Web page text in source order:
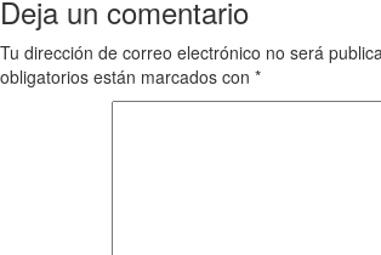
Deja un comentario
Tu dirección de correo electrónico no será
obligatorios están marcados con *